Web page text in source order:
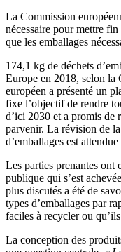
La Commission
nécessaire pour mettre
que les emballages
174,1 kg de déchets
Europe en 2018, selon la
européen a présenté un
fixe l’objectif de rendre
d’ici 2030 et a promis de
parvenir. La révision de
d’emballages est
Les parties prenantes ont
publique qui s’est
plus discutés a été de
types d’emballages par
faciles à recycler ou
La conception des